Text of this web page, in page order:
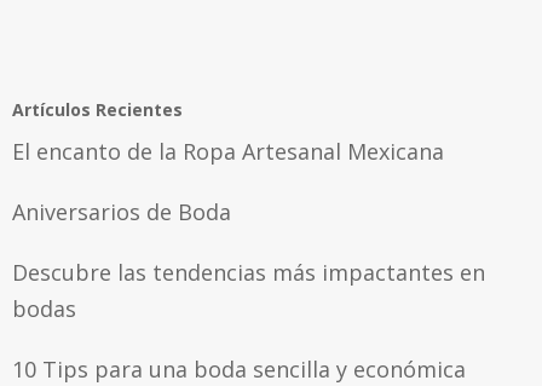
Artículos Recientes
El encanto de la Ropa Artesanal Mexicana
Aniversarios de Boda
Descubre las tendencias más impactantes en
bodas
10 Tips para una boda sencilla y económica